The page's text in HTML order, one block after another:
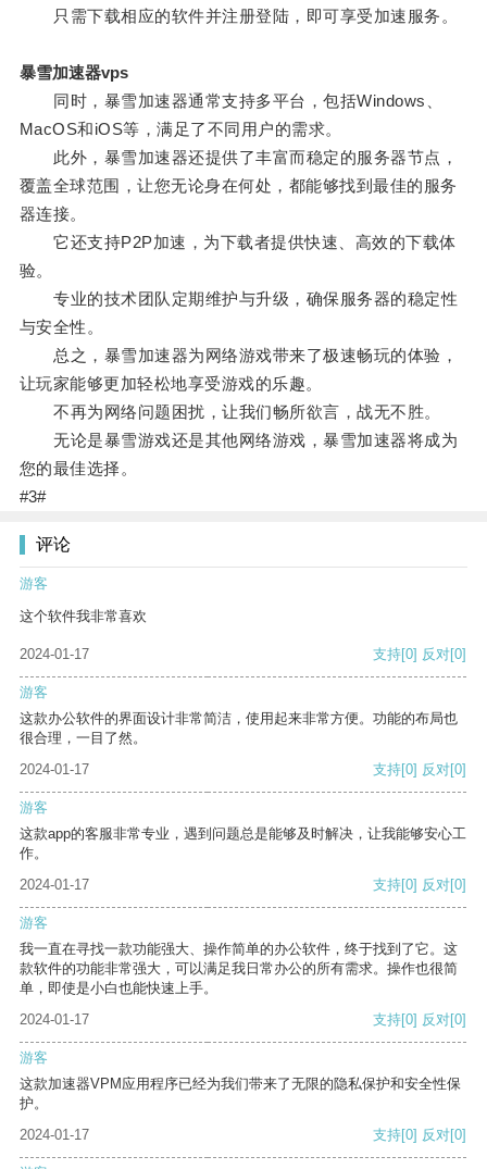
只需下载相应的软件并注册登陆，即可享受加速服务。
暴雪加速器vps
同时，暴雪加速器通常支持多平台，包括Windows、
MacOS和iOS等，满足了不同用户的需求。
此外，暴雪加速器还提供了丰富而稳定的服务器节点，
覆盖全球范围，让您无论身在何处，都能够找到最佳的服务
器连接。
它还支持P2P加速，为下载者提供快速、高效的下载体
验。
专业的技术团队定期维护与升级，确保服务器的稳定性
与安全性。
总之，暴雪加速器为网络游戏带来了极速畅玩的体验，
让玩家能够更加轻松地享受游戏的乐趣。
不再为网络问题困扰，让我们畅所欲言，战无不胜。
无论是暴雪游戏还是其他网络游戏，暴雪加速器将成为
您的最佳选择。
#3#
评论
游客
这个软件我非常喜欢
2024-01-17 支持[0] 反对[0]
游客
这款办公软件的界面设计非常简洁，使用起来非常方便。功能的布局也
很合理，一目了然。
2024-01-17
支持[0] 反对[0]
游客
这款app的客服非常专业，遇到问题总是能够及时解决，让我能够安心工
作。
2024-01-17
支持[0] 反对[0]
游客
我一直在寻找一款功能强大、操作简单的办公软件，终于找到了它。这
款软件的功能非常强大，可以满足我日常办公的所有需求。操作也很简
单，即使是小白也能快速上手。
2024-01-17
支持[0] 反对[0]
游客
这款加速器VPM应用程序已经为我们带来了无限的隐私保护和安全性保
护。
2024-01-17
支持[0] 反对[0]